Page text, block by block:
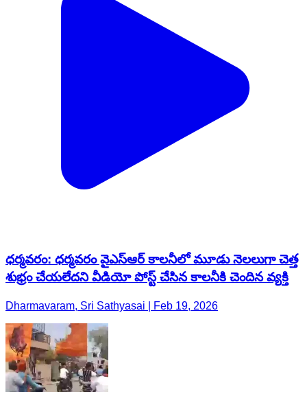
ధర్మవరం: ధర్మవరం వైఎస్ఆర్ కాలనీలో మూడు నెలలుగా చెత్త
శుభ్రం చేయలేదని వీడియో పోస్ట్ చేసిన కాలనీకి చెందిన వ్యక్తి
Dharmavaram, Sri Sathyasai | Feb 19, 2026